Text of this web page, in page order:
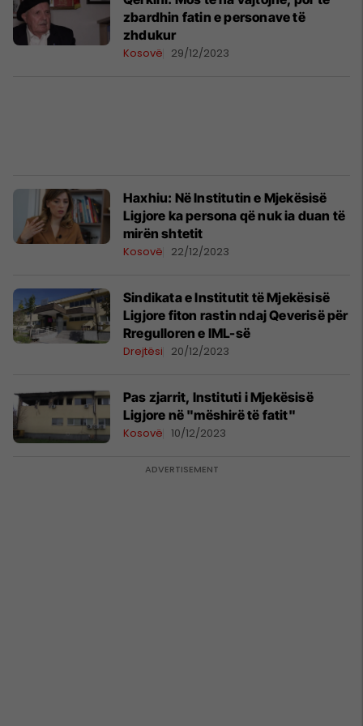
zbardhin fatin e personave të
zhdukur
Kosovë 29/12/2023
Haxhiu: Në Institutin e Mjekësisë
Ligjore ka persona që nuk ia duan të
mirën shtetit
Kosovë 22/12/2023
Sindikata e Institutit të Mjekësisë
Ligjore fiton rastin ndaj Qeverisë për
Rregulloren e IML-së
Drejtësi 20/12/2023
Pas zjarrit, Instituti i Mjekësisë
Ligjore në "mëshirë të fatit"
Kosovë 10/12/2023